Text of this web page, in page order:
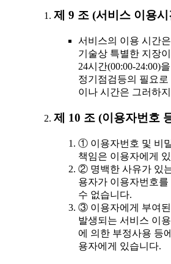
제 9 조 (서비스 이용시
서비스의 이용 시간
기술상 특별한 지장
24시간(00:00-24:00)
정기점검등의 필요
이나 시간은 그러하
제 10 조 (이용자번호
① 이용자번호 및 비
책임은 이용자에게
② 명백한 사유가 있
용자가 이용자번호
수 없습니다.
③ 이용자에게 부여
발생되는 서비스 이
에 의한 부정사용 등
용자에게 있습니다.